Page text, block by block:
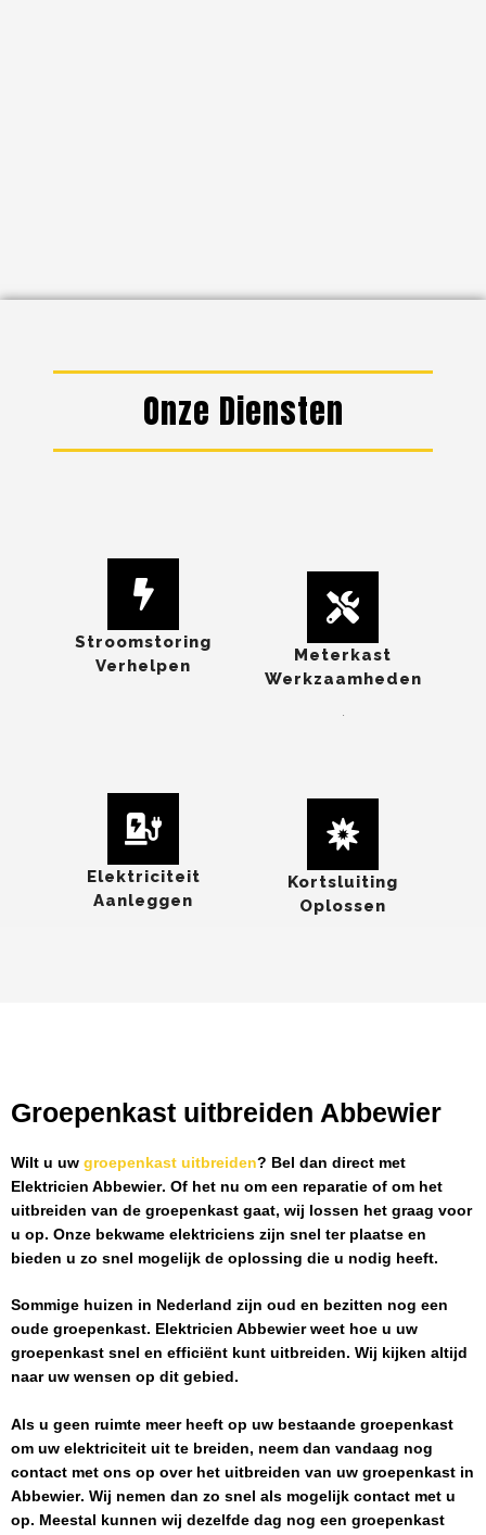
Onze Diensten
Stroomstoring
Verhelpen
Meterkast
Werkzaamheden
Elektriciteit
Aanleggen
Kortsluiting
Oplossen
Groepenkast uitbreiden Abbewier
Wilt u uw groepenkast uitbreiden? Bel dan direct met
Elektricien Abbewier. Of het nu om een reparatie of om het
uitbreiden van de groepenkast gaat, wij lossen het graag voor
u op. Onze bekwame elektriciens zijn snel ter plaatse en
bieden u zo snel mogelijk de oplossing die u nodig heeft.
Sommige huizen in Nederland zijn oud en bezitten nog een
oude groepenkast. Elektricien Abbewierweet hoe u uw
groepenkast snel en efficiënt kunt uitbreiden. Wij kijken altijd
naar uw wensen op dit gebied.
Als u geen ruimte meer heeft op uw bestaande groepenkast
om uw elektriciteit uit te breiden, neem dan vandaag nog
contact met ons op over het uitbreiden van uw groepenkast in
Abbewier. Wij nemen dan zo snel als mogelijk contact met u
op. Meestal kunnen wij dezelfde dag nog een groepenkast